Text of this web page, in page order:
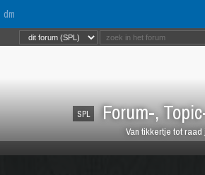
dm
SPL Forum-,
Van tikkertje tot